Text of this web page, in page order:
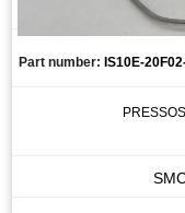
Part number: IS10E-